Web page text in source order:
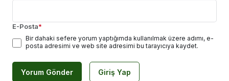
E-Posta*
Bir dahaki sefere yorum yaptığımda kullanılmak üzere adımı, e-
posta adresimi ve web site adresimi bu tarayıcıya kaydet.
Yorum Gönder Giriş Yap